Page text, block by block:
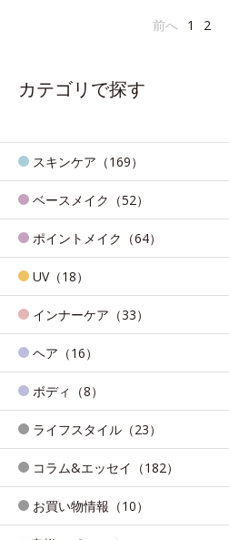
前へ 1 2
カテゴリで探す
スキンケア（169）
ベースメイク（52）
ポイントメイク（64）
UV（18）
インナーケア（33）
ヘア（16）
ボディ（8）
ライフスタイル（23）
コラム&エッセイ（182）
お買い物情報（10）